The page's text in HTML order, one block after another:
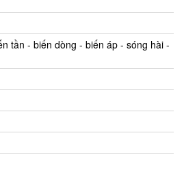
tần - biến dòng - biến áp - sóng hài -